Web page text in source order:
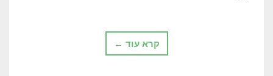
קרא עוד ←